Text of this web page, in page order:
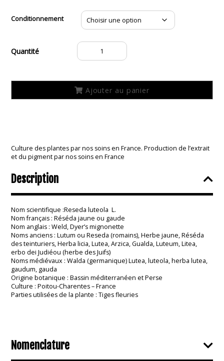
Conditionnement
quantité
de
C08
Ajouter au panier
Culture des plantes par nos soins en France. Production de l’extrait
et du pigment par nos soins en France
Description
Nom scientifique :Reseda luteola L.
Nom français : Réséda jaune ou gaude
Nom anglais : Weld, Dyer’s mignonette
Noms anciens : Lutum ou Reseda (romains), Herbe jaune, Réséda
des teinturiers, Herba licia, Lutea, Arzica, Gualda, Luteum, Litea,
erbo dei Judiéou (herbe des Juifs)
Noms médiévaux : Walda (germanique) Lutea, luteola, herba lutea,
gaudum, gauda
Origine botanique : Bassin méditerranéen et Perse
Culture : Poitou-Charentes – France
Parties utilisées de la plante : Tiges fleuries
Nomenclature